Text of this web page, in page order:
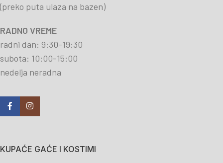
(preko puta ulaza na bazen)
RADNO VREME
radni dan: 9:30-19:30
subota: 10:00-15:00
nedelja neradna
KUPAĆE GAĆE I KOSTIMI